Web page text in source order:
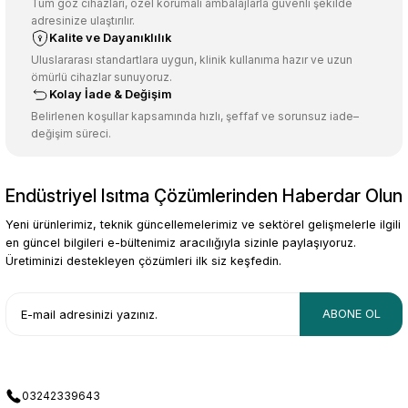
Ürün bilgilerinde hatalar bulunuyor.
Ürün fiyatı diğer sitelerden daha pahalı.
Bu ürüne benzer farklı alternatifler olmalı.
Gönder
Tüm göz cihazları, özel korumalı ambalajlarla güvenli şekilde
adresinize ulaştırılır.
Kalite ve Dayanıklılık
Uluslararası standartlara uygun, klinik kullanıma hazır ve uzun
ömürlü cihazlar sunuyoruz.
Kolay İade & Değişim
Belirlenen koşullar kapsamında hızlı, şeffaf ve sorunsuz iade–
değişim süreci.
Endüstriyel Isıtma Çözümlerinden Haberdar Olun
Yeni ürünlerimiz, teknik güncellemelerimiz ve sektörel gelişmelerle ilgili
en güncel bilgileri e-bültenimiz aracılığıyla sizinle paylaşıyoruz.
Üretiminizi destekleyen çözümleri ilk siz keşfedin.
ABONE OL
03242339643